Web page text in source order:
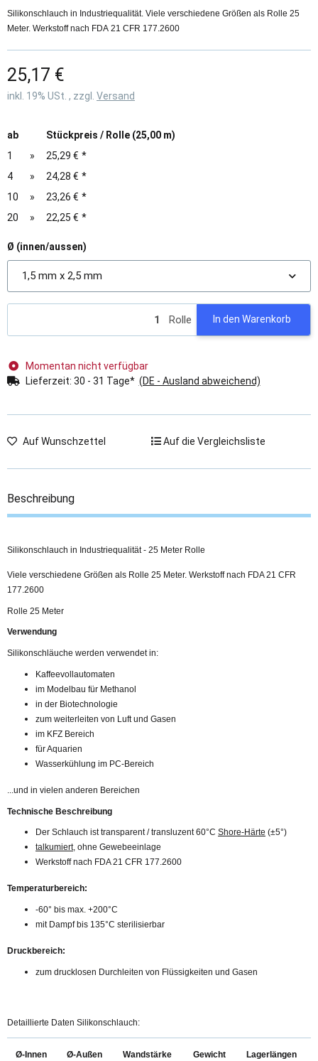
Silikonschlauch in Industriequalität. Viele verschiedene Größen als Rolle 25
Meter. Werkstoff nach FDA 21 CFR 177.2600
25,17 €
inkl. 19% USt. , zzgl. Versand
ab
Stückpreis / Rolle (25,00 m)
1
» 25,29 € *
4
» 24,28 € *
10
» 23,26 € *
20
» 22,25 € *
Ø (innen/aussen)
1,5 mm x 2,5 mm
Rolle In den Warenkorb
Momentan nicht verfügbar
Lieferzeit: 30 - 31 Tage* (DE - Ausland abweichend)
Auf Wunschzettel Auf die Vergleichsliste
Beschreibung
Silikonschlauch in Industriequalität - 25 Meter Rolle
Viele verschiedene Größen als Rolle 25 Meter. Werkstoff nach FDA 21 CFR
177.2600
Rolle 25 Meter
Verwendung
Silikonschläuche werden verwendet in:
Kaffeevollautomaten
im Modelbau für Methanol
in der Biotechnologie
zum weiterleiten von Luft und Gasen
im KFZ Bereich
für Aquarien
Wasserkühlung im PC-Bereich
...und in vielen anderen Bereichen
Technische Beschreibung
Der Schlauch ist transparent / transluzent 60°C Shore-Härte (±5°)
talkumiert, ohne Gewebeeinlage
Werkstoff nach FDA 21 CFR 177.2600
Temperaturbereich:
-60° bis max. +200°C
mit Dampf bis 135°C sterilisierbar
Druckbereich:
zum drucklosen Durchleiten von Flüssigkeiten und Gasen
Detaillierte Daten Silikonschlauch:
Ø-Innen Ø-Außen Wandstärke Gewicht Lagerlängen